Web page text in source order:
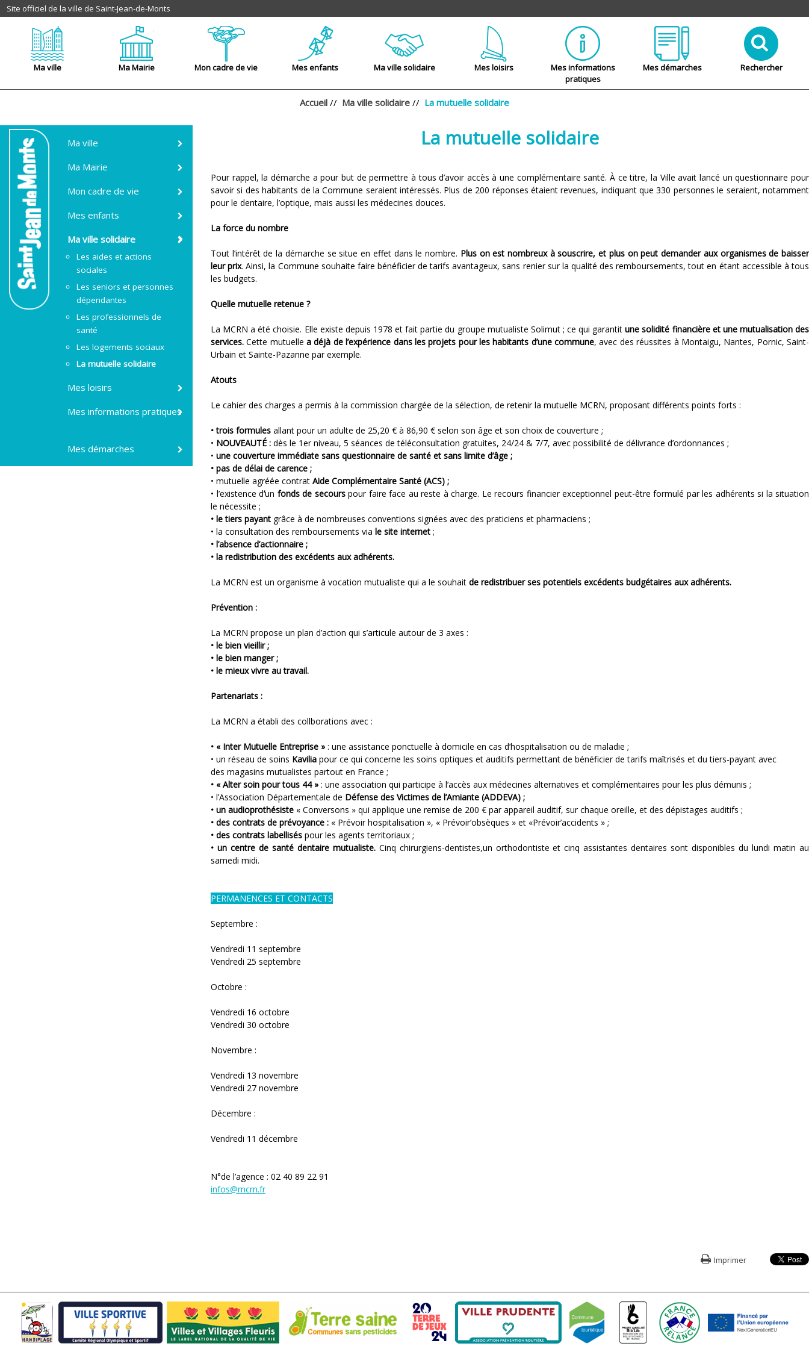
Site officiel de la ville de Saint-Jean-de-Monts
Ma ville Ma Mairie Mon cadre de vie Mes enfants Ma ville solidaire Mes loisirs
Mes informations
pratiques
Mes démarches Rechercher
Accueil // Ma ville solidaire // La mutuelle solidaire
Ma ville
Ma Mairie
Mon cadre de vie
Mes enfants
Ma ville solidaire
Les aides et actions
sociales
Les seniors et personnes
dépendantes
Les professionnels de
santé
Les logements sociaux
La mutuelle solidaire
Mes loisirs
Mes informations pratiques
Mes démarches
La mutuelle solidaire
Pour rappel, la démarche a pour but de permettre à tous d’avoir accès à une complémentaire santé. À ce titre, la Ville avait lancé un questionnaire pour
savoir si des habitants de la Commune seraient intéressés. Plus de 200 réponses étaient revenues, indiquant que 330 personnes le seraient, notamment
pour le dentaire, l’optique, mais aussi les médecines douces.
La force du nombre
Tout l’intérêt de la démarche se situe en effet dans le nombre. Plus on est nombreux à souscrire, et plus on peut demander aux organismes de baisser
leur prix. Ainsi, la Commune souhaite faire bénéficier de tarifs avantageux, sans renier sur la qualité des remboursements, tout en étant accessible à tous
les budgets.
Quelle mutuelle retenue ?
La MCRN a été choisie. Elle existe depuis 1978 et fait partie du groupe mutualiste Solimut ; ce qui garantitune solidité financière et une mutualisation des
services. Cette mutuellea déjà de l’expérience dans les projets pour les habitants d’une commune, avec des réussites à Montaigu, Nantes, Pornic, Saint-
Urbain et Sainte-Pazanne par exemple.
Atouts
Le cahier des charges a permis à la commission chargée de la sélection, de retenir la mutuelle MCRN, proposant différents points forts :
• trois formules allant pour un adulte de 25,20 € à 86,90 € selon son âge et son choix de couverture ;
• NOUVEAUTÉ : dès le 1er niveau, 5 séances de téléconsultation gratuites, 24/24 & 7/7, avec possibilité de délivrance d’ordonnances ;
• une couverture immédiate sans questionnaire de santé et sans limite d’âge ;
• pas de délai de carence ;
• mutuelle agréée contrat Aide Complémentaire Santé (ACS) ;
• l’existence d’un fonds de secours pour faire face au reste à charge. Le recours financier exceptionnel peut-être formulé par les adhérents si la situation
le nécessite ;
• le tiers payant grâce à de nombreuses conventions signées avec des praticiens et pharmaciens ;
• la consultation des remboursements via le site internet ;
• l’absence d’actionnaire ;
• la redistribution des excédents aux adhérents.
La MCRN est un organisme à vocation mutualiste qui a le souhait de redistribuer ses potentiels excédents budgétaires aux adhérents.
Prévention :
La MCRN propose un plan d’action qui s’articule autour de 3 axes :
• le bien vieillir ;
• le bien manger ;
• le mieux vivre au travail.
Partenariats :
La MCRN a établi des collborations avec :
• « Inter Mutuelle Entreprise » : une assistance ponctuelle à domicile en cas d’hospitalisation ou de maladie ;
• un réseau de soins Kavilia pour ce qui concerne les soins optiques et auditifs permettant de bénéficier de tarifs maîtrisés et du tiers-payant avec
des magasins mutualistes partout en France ;
• « Alter soin pour tous 44 » : une association qui participe à l’accès aux médecines alternatives et complémentaires pour les plus démunis ;
• l’Association Départementale de Défense des Victimes de l’Amiante (ADDEVA) ;
• un audioprothésiste « Conversons » qui applique une remise de 200 € par appareil auditif, sur chaque oreille, et des dépistages auditifs ;
• des contrats de prévoyance : « Prévoir hospitalisation », « Prévoir’obsèques » et «Prévoir’accidents » ;
• des contrats labellisés pour les agents territoriaux ;
• un centre de santé dentaire mutualiste.Cinq chirurgiens-dentistes,un orthodontiste et cinq assistantes dentaires sont disponibles du lundi matin au
samedi midi.
PERMANENCES ET CONTACTS
Septembre :
Vendredi 11 septembre
Vendredi 25 septembre
Octobre :
Vendredi 16 octobre
Vendredi 30 octobre
Novembre :
Vendredi 13 novembre
Vendredi 27 novembre
Décembre :
Vendredi 11 décembre
N°de l’agence : 02 40 89 22 91
infos@mcrn.fr
Imprimer